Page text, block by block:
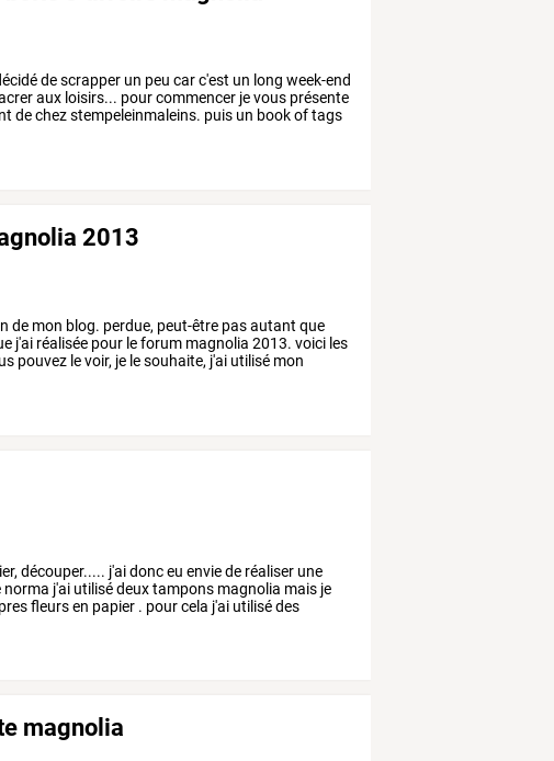
descrapper un peu carc'est un long week-end
aux loisirs... pourcommencer jevous présente
dechezstempeleinmaleins. puis un bookoftags
2013
de mon blog. perdue, peut-être pasautant que
j'ai réalisée pour leforum magnolia 2013. voici les
pouvez levoir, je lesouhaite, j'ai utilisé mon
découper..... j'aidonceu enviede réaliser une
norma j'ai utilisédeuxtampons magnolia mais je
fleursen papier . pourcela j'ai utilisédes
magnolia